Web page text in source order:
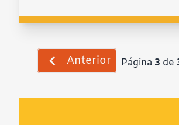
Anterior Página 3 de